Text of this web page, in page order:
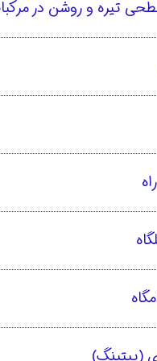
تیره و روشن در
(پیتینگ)